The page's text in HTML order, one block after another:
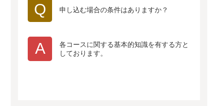
Q 申し込む場合の条件はありますか？
A
各コースに関する基本的知識を有する方と
しております。